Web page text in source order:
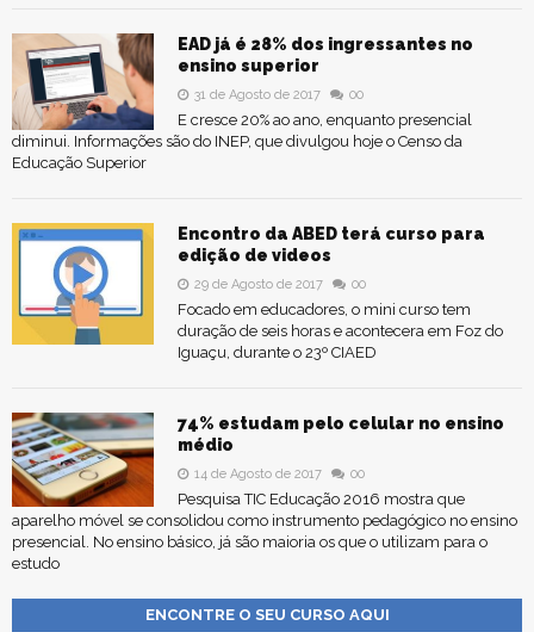
EAD já é 28% dos ingressantes no
ensino superior
31 de Agosto de 2017 00
E cresce 20% ao ano, enquanto presencial
diminui. Informações são do INEP, que divulgou hoje o Censo da
Educação Superior
Encontro da ABED terá curso para
edição de videos
29 de Agosto de 2017 00
Focado em educadores, o mini curso tem
duração de seis horas e acontecera em Foz do
Iguaçu, durante o 23º CIAED
74% estudam pelo celular no ensino
médio
14 de Agosto de 2017 00
Pesquisa TIC Educação 2016 mostra que
aparelho móvel se consolidou como instrumento pedagógico no ensino
presencial. No ensino básico, já são maioria os que o utilizam para o
estudo
ENCONTRE O SEU CURSO AQUI